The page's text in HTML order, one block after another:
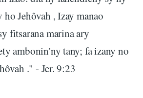
Jehôvah , Izay manao
fitsarana marina ary
ambonin'ny tany; fa izany no
." - Jer. 9:23